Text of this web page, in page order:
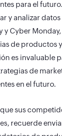
para el futuro.
y analizar
y Cyber
de productos
es invaluable
de
en el futuro.
sus
recuerde